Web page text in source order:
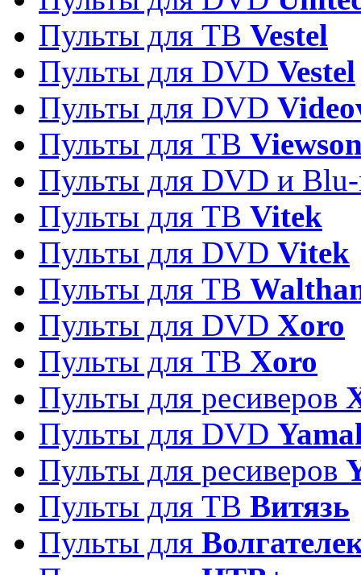
Пульты для ТВ Vestel
Пульты для DVD Vestel
Пульты для DVD
Пульты для ТВ
Пульты для DVD и
Пульты для ТВ Vitek
Пульты для DVD Vitek
Пульты для ТВ
Пульты для DVD Xoro
Пульты для ТВ Xoro
Пульты для ресиверов
Пульты для DVD
Пульты для ресиверов
Пульты для ТВ Витязь
Пульты для